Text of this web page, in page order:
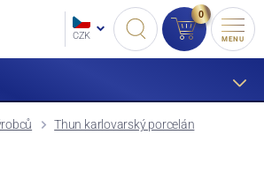
CZK
0
MENU
Thun karlovarský porcelán